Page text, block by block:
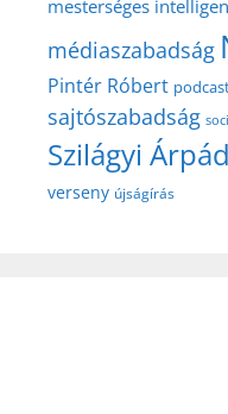
mesterséges
médiaszabadság
Pintér Róbert
sajtószabadság
Szilágyi Árpád
verseny újságírás